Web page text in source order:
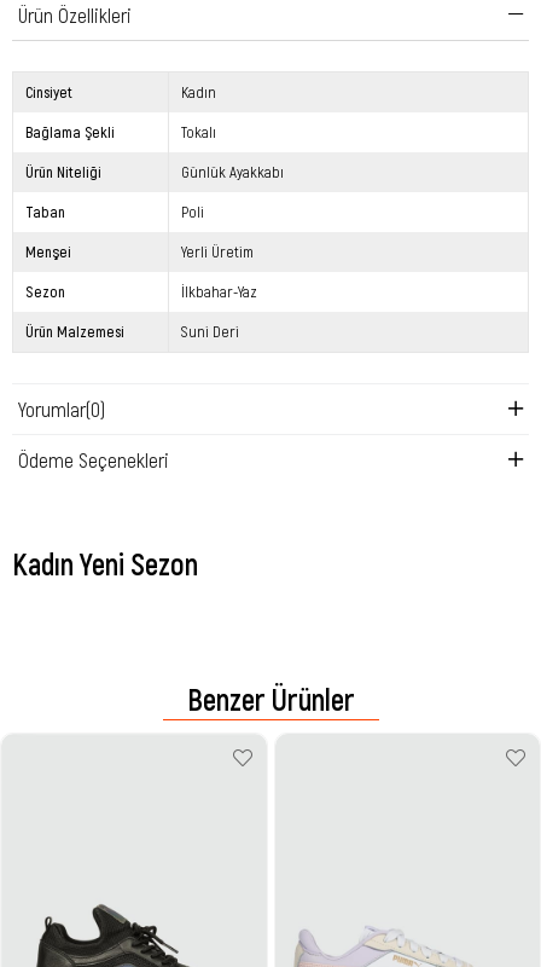
Ürün Özellikleri
Cinsiyet Kadın
Bağlama Şekli Tokalı
Ürün Niteliği Günlük Ayakkabı
Taban Poli
Menşei Yerli Üretim
Sezon İlkbahar-Yaz
Ürün Malzemesi Suni Deri
Yorumlar(0)
Ödeme Seçenekleri
Kadın Yeni Sezon
Benzer Ürünler